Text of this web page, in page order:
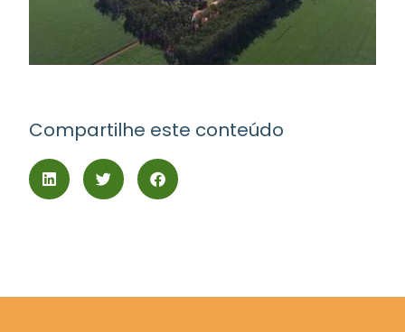
Compartilhe este conteúdo